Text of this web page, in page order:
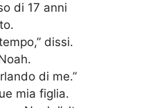
di 17 anni
dissi.
di me.”
mia figlia.